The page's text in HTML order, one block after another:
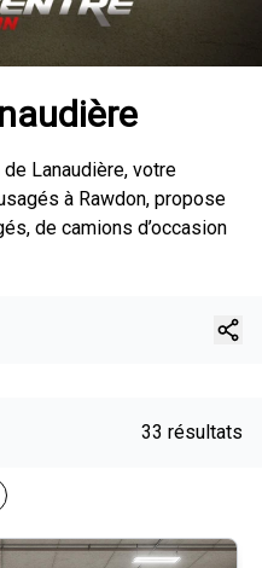
Lanaudière, votre
à Rawdon, propose
de camions d’occasion
33 résultats